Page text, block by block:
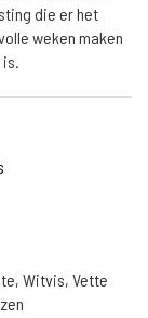
die er het
weken maken
is.
Witvis, Vette